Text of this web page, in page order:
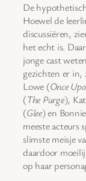
De
Hoewel de
discussiëren,
het echt is.
jonge cast
gezichten er in,
Lowe (Once
(The Purge),
(Glee) en
meeste acteurs
slimste meisje
daardoor
op haar